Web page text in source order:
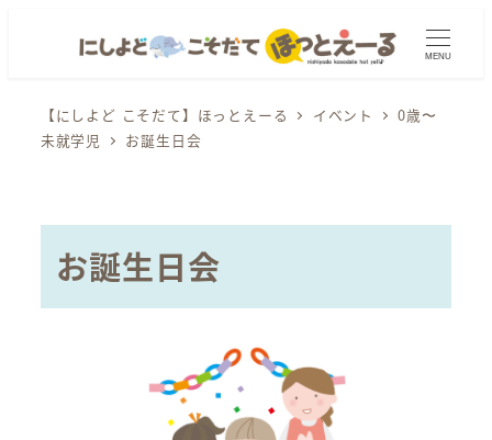
MENU
【にしよど こそだて】ほっとえーる イベント
0歳〜
未就学児
お誕生日会
お誕生日会